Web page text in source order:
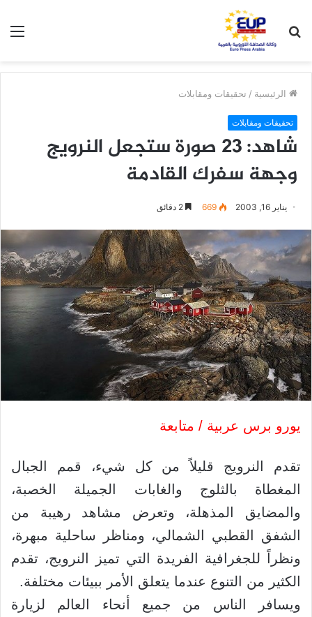
عن
الرئيسية / تحقيقات ومقابلات
تحقيقات ومقابلات
شاهد: 23 صورة ستجعل النرويج
وجهة سفرك القادمة
يناير 16, 2003 669
يورو برس عربية / متابعة
تقدم النرويج قليلاً من كل شيء، قمم الجبال
المغطاة بالثلوج والغابات الجميلة الخصبة،
والمضايق المذهلة، وتعرض مشاهد رهيبة من
الشفق القطبي الشمالي، ومناظر ساحلية مبهرة،
ونظراً للجغرافية الفريدة التي تميز النرويج، تقدم
الكثير من التنوع عندما يتعلق الأمر ببيئات مختلفة.
ويسافر الناس من جميع أنحاء العالم لزيارة